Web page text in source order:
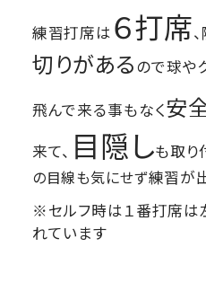
練習打席は ６打席
切りがあるので球や
飛んで来る事もなく安
来て、 目隠しも取り
の目線も気にせず練習が
※セルフ時は１番打席は
れています